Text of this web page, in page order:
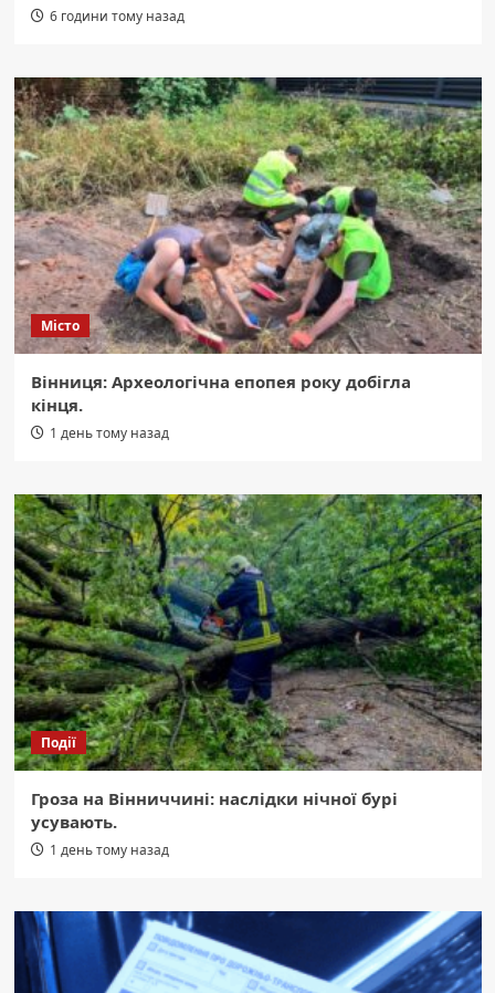
6 години тому назад
Місто
Вінниця: Археологічна епопея року добігла
кінця.
1 день тому назад
Події
Гроза на Вінниччині: наслідки нічної бурі
усувають.
1 день тому назад